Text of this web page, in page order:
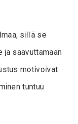
sillä se
ja saavuttamaan
motivoivat
tuntuu